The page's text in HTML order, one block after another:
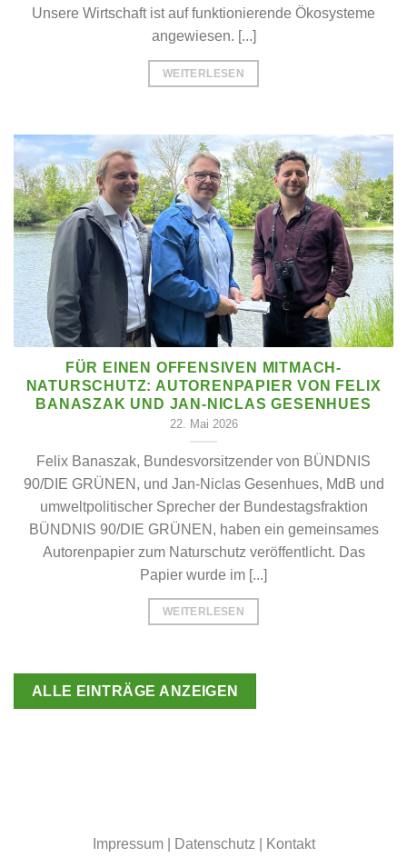
Unsere Wirtschaft ist auf funktionierende Ökosysteme
angewiesen. [...]
WEITERLESEN
FÜR EINEN OFFENSIVEN MITMACH-
NATURSCHUTZ: AUTORENPAPIER VON FELIX
BANASZAK UND JAN-NICLAS GESENHUES
22. Mai 2026
Felix Banaszak, Bundesvorsitzender von BÜNDNIS
90/DIE GRÜNEN, und Jan-Niclas Gesenhues, MdB und
umweltpolitischer Sprecher der Bundestagsfraktion
BÜNDNIS 90/DIE GRÜNEN, haben ein gemeinsames
Autorenpapier zum Naturschutz veröffentlicht. Das
Papier wurde im [...]
WEITERLESEN
ALLE EINTRÄGE ANZEIGEN
Impressum| Datenschutz Kontakt